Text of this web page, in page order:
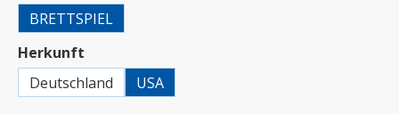
BRETTSPIEL
Herkunft
Deutschland
USA